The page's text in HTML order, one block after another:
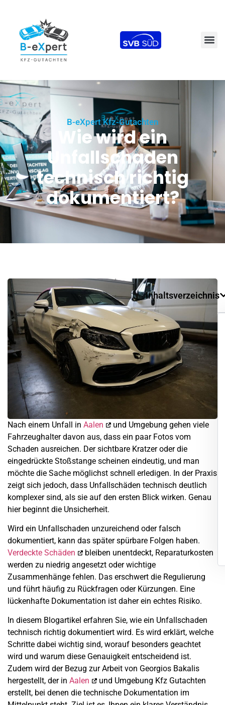
B-eXpert Kfz-Gutachten
Wie wird ein
Unfallschaden
technisch richtig
dokumentiert?
Nach einem Unfall in Aalen
und Umgebung gehen viele
Fahrzeughalter davon aus, dass ein paar Fotos vom
Schaden ausreichen. Der sichtbare Kratzer oder die
eingedrückte Stoßstange scheinen eindeutig, und man
möchte die Sache möglichst schnell erledigen. In der Praxis
zeigt sich jedoch, dass Unfallschäden technisch deutlich
komplexer sind, als sie auf den ersten Blick wirken. Genau
hier beginnt die Unsicherheit.
Wird ein Unfallschaden unzureichend oder falsch
dokumentiert, kann das später spürbare Folgen haben.
Verdeckte Schäden
bleiben unentdeckt, Reparaturkosten
werden zu niedrig angesetzt oder wichtige
Zusammenhänge fehlen. Das erschwert die Regulierung
und führt häufig zu Rückfragen oder Kürzungen. Eine
lückenhafte Dokumentation ist daher ein echtes Risiko.
In diesem Blogartikel erfahren Sie, wie ein Unfallschaden
technisch richtig dokumentiert wird. Es wird erklärt, welche
Schritte dabei wichtig sind, worauf besonders geachtet
wird und warum diese Genauigkeit entscheidend ist.
Zudem wird der Bezug zur Arbeit von Georgios Bakalis
hergestellt, der in Aalen
und Umgebung Kfz Gutachten
erstellt, bei denen die technische Dokumentation im
Inhaltsverzeichnis